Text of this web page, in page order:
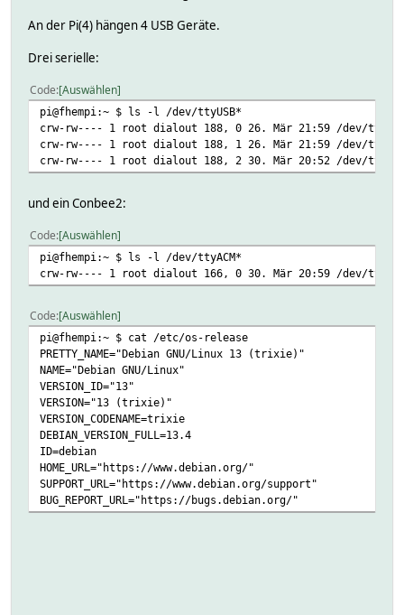
An der Pi(4) hängen 4 USB Geräte.
Drei serielle:
Code Auswählen
pi@fhempi:~ $ ls -l /dev/ttyUSB*
crw-rw---- 1 root dialout 188, 0 26. Mär 21:59 /dev/
crw-rw---- 1 root dialout 188, 1 26. Mär 21:59 /dev/
crw-rw---- 1 root dialout 188, 2 30. Mär 20:52 /dev/
und ein Conbee2:
Code Auswählen
pi@fhempi:~ $ ls -l /dev/ttyACM*
crw-rw---- 1 root dialout 166, 0 30. Mär 20:59 /dev/
Code Auswählen
pi@fhempi:~ $ cat /etc/os-release
PRETTY_NAME="Debian GNU/Linux 13 (trixie)"
NAME="Debian GNU/Linux"
VERSION_ID="13"
VERSION="13 (trixie)"
VERSION_CODENAME=trixie
DEBIAN_VERSION_FULL=13.4
ID=debian
HOME_URL="https://www.debian.org/"
SUPPORT_URL="https://www.debian.org/support"
BUG_REPORT_URL="https://bugs.debian.org/"